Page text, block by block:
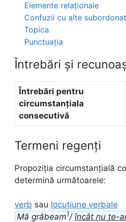
Elemente relaționale
Confuzii cu alte
Topica
Punctuația
Întrebări și
Întrebări pentru
circumstanțiala
consecutivă
Termeni regenți
Propoziția circumstanțială
determină următoarele:
verb sau locuțiune verbale
Mă grăbeam1/ încât nu te-